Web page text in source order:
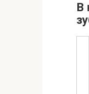
В